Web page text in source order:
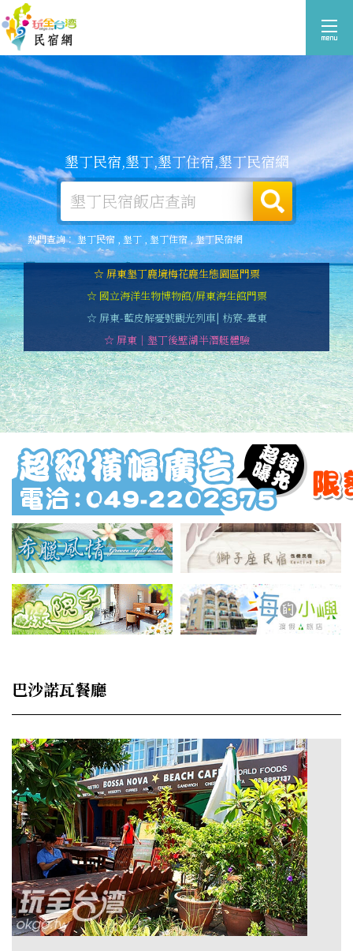
墾丁民宿,墾丁,墾丁住宿,墾丁民宿網
熱門查詢：墾丁民宿 ,墾丁,墾丁住宿,墾丁民宿網
☆ 屏東墾丁鹿境梅花鹿生態園區門票
☆ 國立海洋生物博物館/屏東海生館門票
☆ 屏東-藍皮解憂號觀光列車| 枋寮-臺東
☆ 屏東｜墾丁後壁湖半潛艇體驗
巴沙諾瓦餐廳